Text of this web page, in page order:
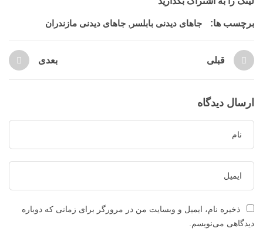
برچسب ها: جاهای دیدنی بابلسر , جاهای دیدنی مازندران
قبلی بعدی
ارسال دیدگاه
ذخیره نام، ایمیل و وبسایت من در مرورگر برای زمانی که دوباره
دیدگاهی می‌نویسم.